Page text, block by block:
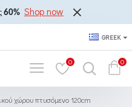
60% Shop now
GREEK
0 0
χώρου πτυσόμενο 120cm